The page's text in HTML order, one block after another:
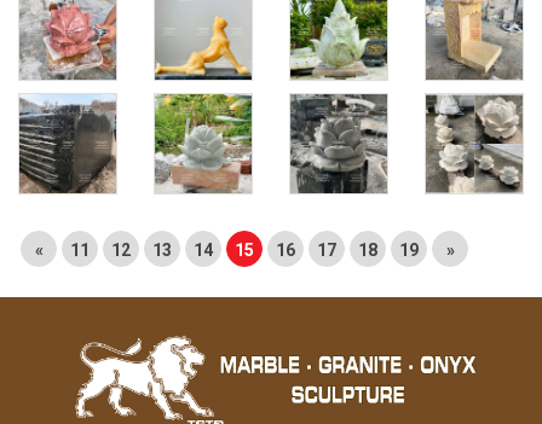
« 11 12 13 14 15 16 17 18 19 »